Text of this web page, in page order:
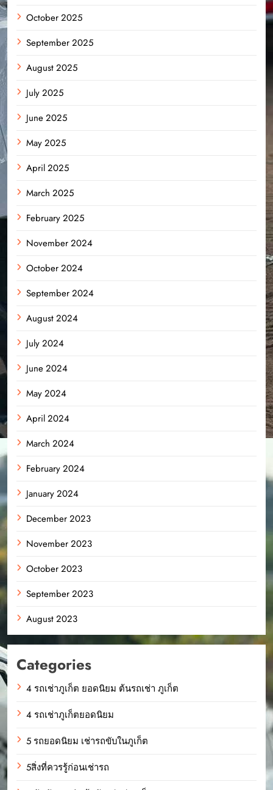
October 2025
September 2025
August 2025
July 2025
June 2025
May 2025
April 2025
March 2025
February 2025
November 2024
October 2024
September 2024
August 2024
July 2024
June 2024
May 2024
April 2024
March 2024
February 2024
January 2024
December 2023
November 2023
October 2023
September 2023
August 2023
Categories
4 รถเช่าภูเก็ต ยอดนิยม ต้นรถเช่า ภูเก็ต
4 รถเช่าภูเก็ตยอดนิยม
5 รถยอดนิยม เช่ารถขับในภูเก็ต
5สิ่งที่ควรรู้ก่อนเช่ารถ